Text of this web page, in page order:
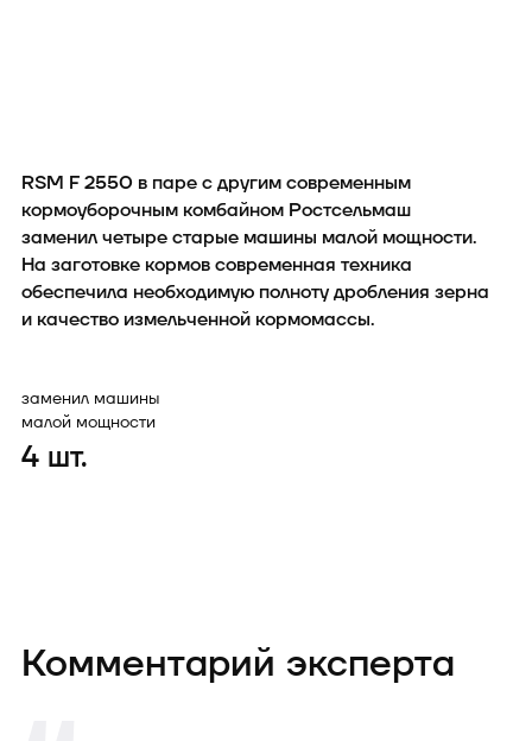
заменил машины
малой мощности
4 шт.
RSM F 2550 в паре с другим современным
кормоуборочным комбайном Ростсельмаш
заменил четыре старые машины малой мощности.
На заготовке кормов современная техника
обеспечила необходимую полноту дробления зерна
и качество измельченной кормомассы.
Комментарий эксперта